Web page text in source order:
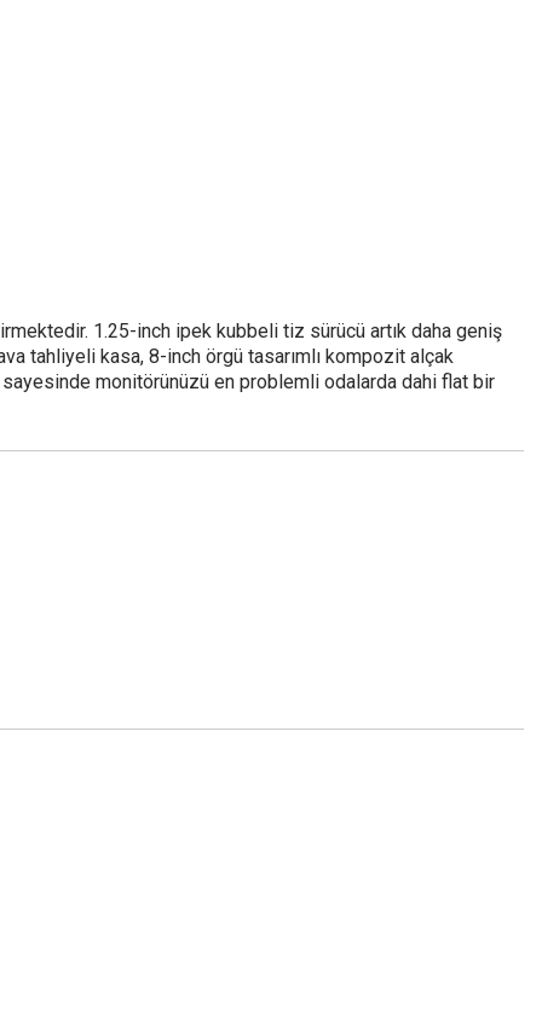
1.25-inch ipek kubbeli tiz sürücü artık daha geniş
tahliyeli kasa, 8-inch örgü tasarımlı kompozit alçak
monitörünüzü en problemli odalarda dahi flat bir